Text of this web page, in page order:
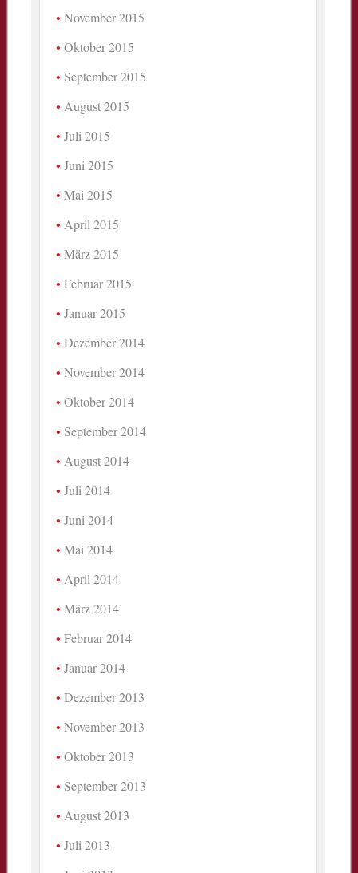
November 2015
Oktober 2015
September 2015
August 2015
Juli 2015
Juni 2015
Mai 2015
April 2015
März 2015
Februar 2015
Januar 2015
Dezember 2014
November 2014
Oktober 2014
September 2014
August 2014
Juli 2014
Juni 2014
Mai 2014
April 2014
März 2014
Februar 2014
Januar 2014
Dezember 2013
November 2013
Oktober 2013
September 2013
August 2013
Juli 2013